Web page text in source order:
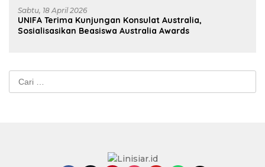
Sabtu, 18 April 2026
UNIFA Terima Kunjungan Konsulat Australia,
Sosialisasikan Beasiswa Australia Awards
Cari
untuk: